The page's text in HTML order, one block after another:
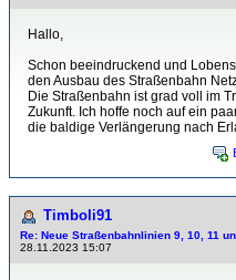
Hallo,
Schon beeindruckend und
den Ausbau des Straßenbahn
Die Straßenbahn ist grad voll im
Zukunft. Ich hoffe noch auf ein
die baldige Verlängerung nach
Timboli91
Re: Neue Straßenbahnlinien 9, 10, 11
28.11.2023 15:07